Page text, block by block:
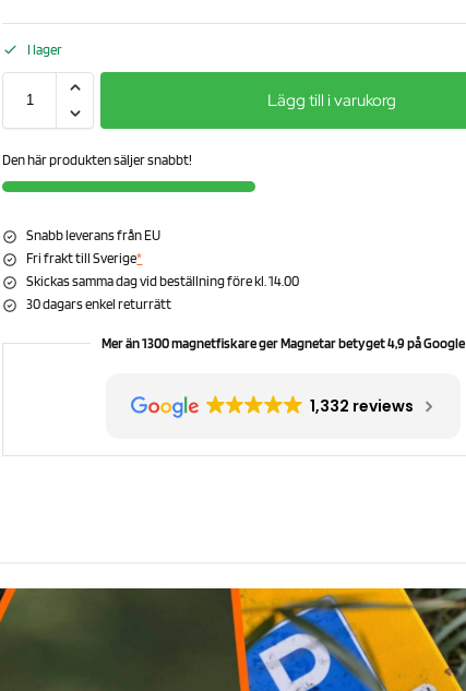
I lager
Lägg till i varukorg
Den här produkten säljer snabbt!
Snabb leverans från EU
Fri frakt till Sverige*
Skickas samma dag vid beställning före kl. 14.00
30 dagars enkel returrätt
Mer än 1300 magnetfiskare ger Magnetar betyget 4,9 på Google
1,332 reviews